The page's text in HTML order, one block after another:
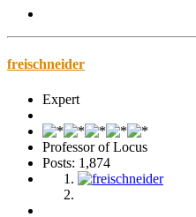
freischneider
Expert
Professor of Locus
Posts: 1,874